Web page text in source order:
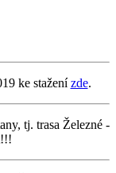
ke staženízde.
tj. trasa Železné -